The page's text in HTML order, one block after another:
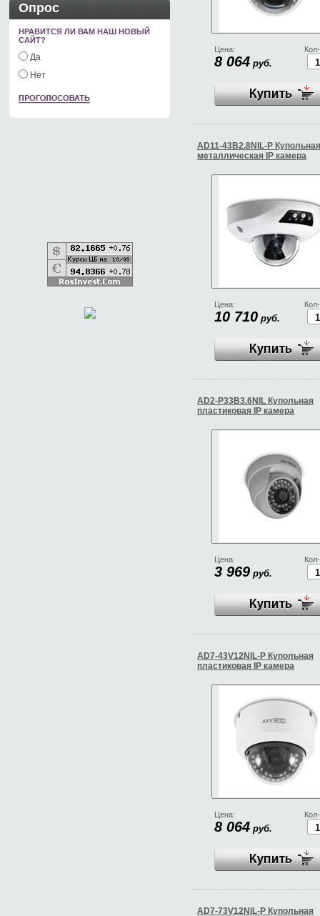
Цена:
8 064 руб.
AD11-43B2.8NIL-P Купольная
металлическая IP камера
Цена:
10 710 руб.
AD2-P33B3.6NIL Купольная
пластиковая IP камера
Цена:
3 969 руб.
AD7-43V12NIL-P Купольная
пластиковая IP камера
Цена:
8 064 руб.
AD7-73V12NIL-P Купольная
Опрос
НРАВИТСЯ ЛИ ВАМ НАШ НОВЫЙ
САЙТ?
Да
Нет